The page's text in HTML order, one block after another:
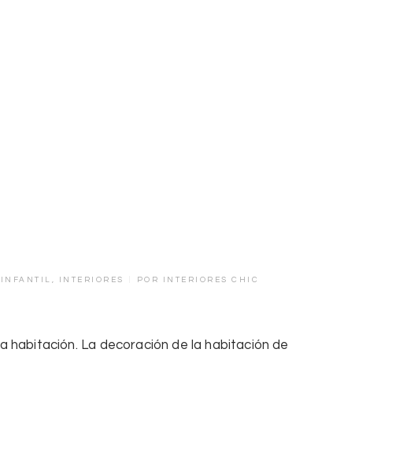
INFANTIL , INTERIORES POR INTERIORES CHIC
habitación. La decoración de la habitación de